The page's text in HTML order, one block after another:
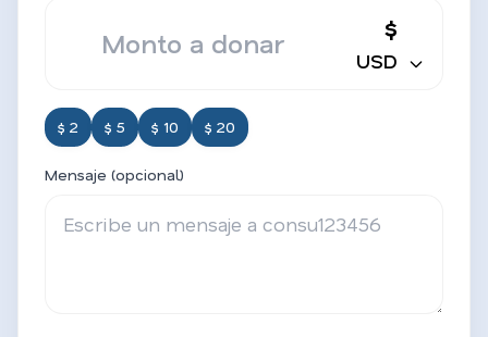
$
USD
$ 2 $ 5 $ 10 $ 20
Mensaje (opcional)